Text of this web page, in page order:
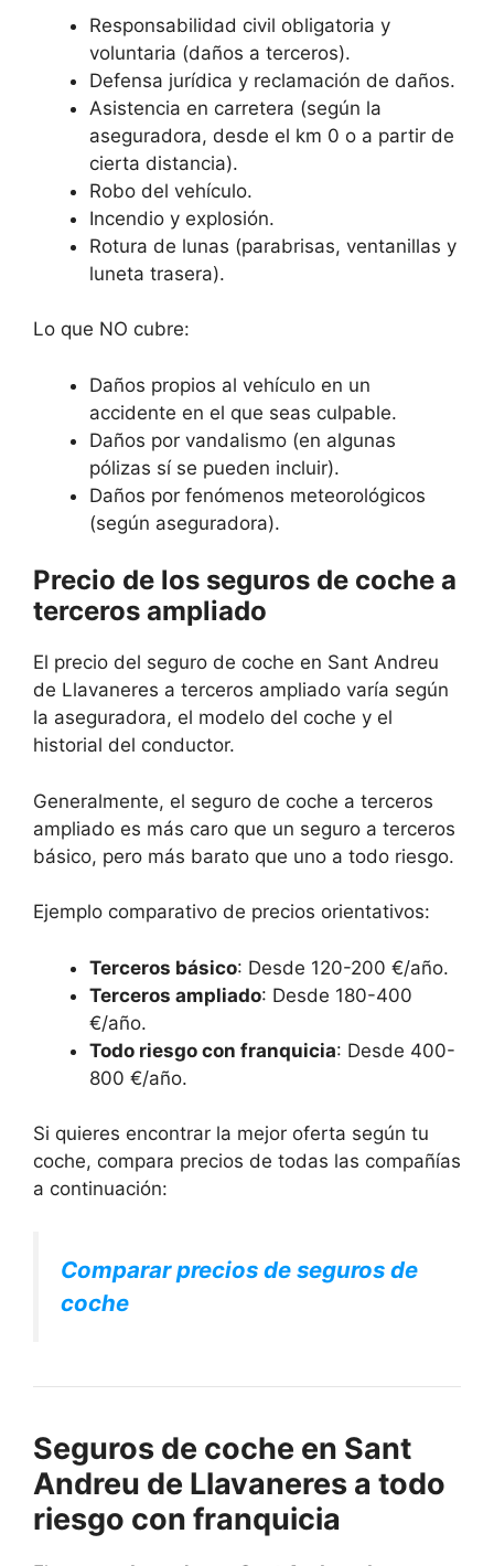
Responsabilidad civil obligatoria y
voluntaria (daños a terceros).
Defensa jurídica y reclamación de daños.
Asistencia en carretera (según la
aseguradora, desde el km 0 o a partir de
cierta distancia).
Robo del vehículo.
Incendio y explosión.
Rotura de lunas (parabrisas, ventanillas y
luneta trasera).
Lo que NO cubre:
Daños propios al vehículo en un
accidente en el que seas culpable.
Daños por vandalismo (en algunas
pólizas sí se pueden incluir).
Daños por fenómenos meteorológicos
(según aseguradora).
Precio de los seguros de coche a
terceros ampliado
El precio del seguro de coche en Sant Andreu
de Llavaneres a terceros ampliado varía según
la aseguradora, el modelo del coche y el
historial del conductor.
Generalmente, el seguro de coche a terceros
ampliado es más caro que un seguro a terceros
básico, pero más barato que uno a todo riesgo.
Ejemplo comparativo de precios orientativos:
Terceros básico: Desde 120-200 €/año.
Terceros ampliado: Desde 180-400
€/año.
Todo riesgo con franquicia: Desde 400-
800 €/año.
Si quieres encontrar la mejor oferta según tu
coche, compara precios de todas las compañías
a continuación:
Comparar precios de seguros de
coche
Seguros de coche en Sant
Andreu de Llavaneres a todo
riesgo con franquicia